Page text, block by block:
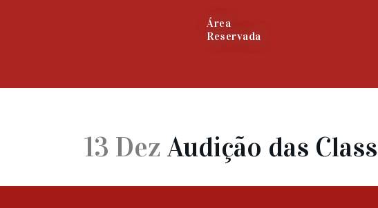
Área
Reservada
13 DezAudição das